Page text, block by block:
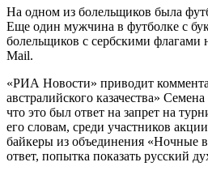
На одном из болельщиков была
Еще один мужчина в футболке с
болельщиков с сербскими флагами
Mail.
«РИА Новости» приводит
австралийского казачества»
что это был ответ на запрет на
его словам, среди участников
байкеры из объединения «Ночные
ответ, попытка показать русский